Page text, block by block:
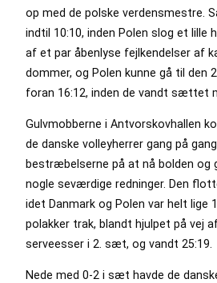
op med de polske verdensmestre.
indtil 10:10, inden Polen slog et lille
af et par åbenlyse fejlkendelser af
dommer, og Polen kunne gå til den
foran 16:12, inden de vandt sættet
Gulvmobberne i Antvorskovhallen
de danske volleyherrer gang på
bestræbelserne på at nå bolden og
nogle seværdige redninger. Den
idet Danmark og Polen var helt lige
polakker trak, blandt hjulpet på vej
serveesser i 2. sæt, og vandt 25:19.
Nede med 0-2 i sæt havde de